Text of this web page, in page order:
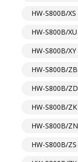
HW-S800B/XS
HW-S800B/XU
HW-S800B/XY
HW-S800B/ZB
HW-S800B/ZD
HW-S800B/ZK
HW-S800B/ZN
HW-S800B/ZS